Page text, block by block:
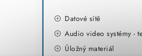
Datové sítě
Audio video systémy -
Úložný materiál